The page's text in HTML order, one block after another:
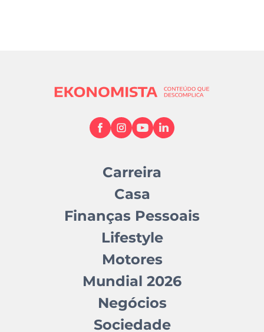
Carreira
Casa
Finanças Pessoais
Lifestyle
Motores
Mundial 2026
Negócios
Sociedade